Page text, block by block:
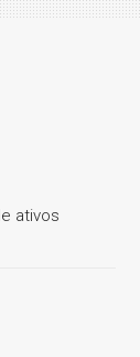
ativos